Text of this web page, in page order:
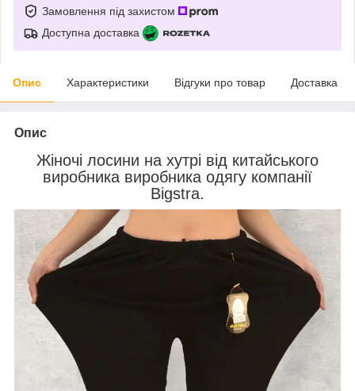
Замовлення під захистом
Доступна доставка
Опис Характеристики Відгуки про товар Доставка
Опис
Жіночі лосини на хутрі від китайського
виробника виробника одягу компанії
Bigstra.